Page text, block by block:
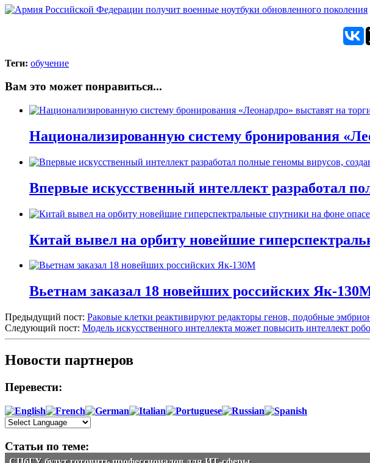
Теги: обучение
Вам это может понравиться...
Национализированную систему бронирования
Впервые искусственный интеллект разработал
Китай вывел на орбиту новейшие
Вьетнам заказал 18 новейших российских Як-
Предыдущий пост: Раковые клетки реактивируют редакторы генов, подобные
Следующий пост: Модель искусственного интеллекта может повысить интеллект
Новости партнеров
Перевести:
Статьи по теме: